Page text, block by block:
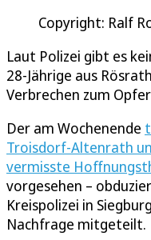
Copyright: Ralf
Laut Polizei gibt es
28-Jährige aus
Verbrechen zum
Der am Wochenende
Troisdorf-Altenrath
vermisste
vorgesehen –
Kreispolizei in
Nachfrage mitgeteilt.